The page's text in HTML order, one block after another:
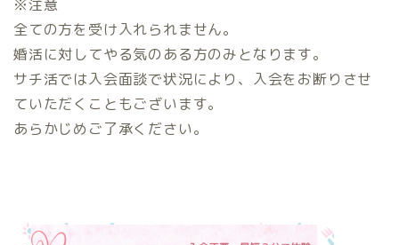
※注意
全ての方を受け入れられません。
婚活に対してやる気のある方のみとなります。
サチ活では入会面談で状況により、入会をお断りさせ
ていただくこともございます。
あらかじめご了承ください。